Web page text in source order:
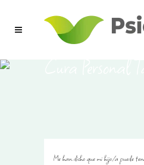
Me han dicho que mi hijo/a puede